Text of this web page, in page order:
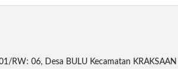
RW: 06, Desa BULU Kecamatan